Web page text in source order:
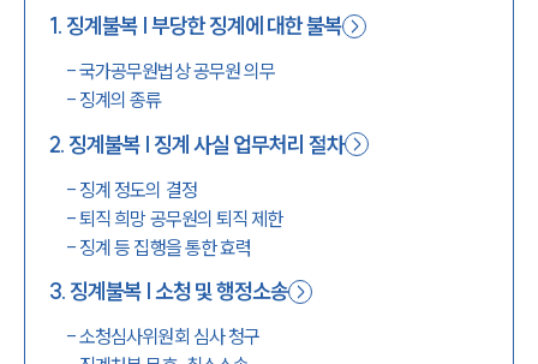
1. 징계불복 | 부당한 징계에 대한 불복
-국가공무원법상 공무원 의무
- 징계의 종류
2. 징계불복 | 징계 사실 업무처리 절차
- 징계 정도의 결정
-퇴직 희망 공무원의 퇴직 제한
- 징계 등 집행을 통한 효력
3. 징계불복 | 소청 및 행정소송
-소청심사위원회 심사 청구